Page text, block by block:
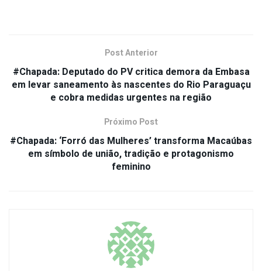
Post Anterior
#Chapada: Deputado do PV critica demora da Embasa
em levar saneamento às nascentes do Rio Paraguaçu
e cobra medidas urgentes na região
Próximo Post
#Chapada: ‘Forró das Mulheres’ transforma Macaúbas
em símbolo de união, tradição e protagonismo
feminino